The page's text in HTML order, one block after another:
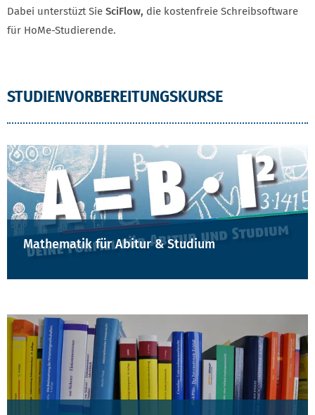
Dabei unterstüzt Sie SciFlow, die kostenfreie Schreibsoftware
für HoMe-Studierende.
STUDIENVORBEREITUNGSKURSE
Mathematik für Abitur & Studium